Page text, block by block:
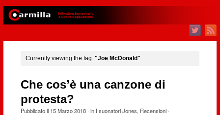
Currently viewing the tag: "Joe McDonald"
Che cos’è una canzone di
protesta?
Pubblicato il 15 Marzo 2018· in I suonatori Jones, Recensioni·